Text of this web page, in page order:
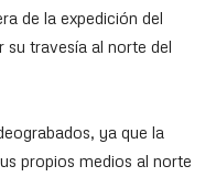
de la expedición del
travesía al norte del
ya que la
propios medios al norte